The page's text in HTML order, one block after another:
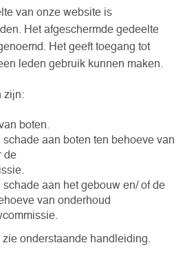
van onze website is
Het afgeschermde gedeelte
Het geeft toegang tot
leden gebruik kunnen maken.
zijn:
boten.
schade aan boten ten behoeve van
de
schade aan het gebouw en/ of de
van onderhoud
zie onderstaande handleiding.